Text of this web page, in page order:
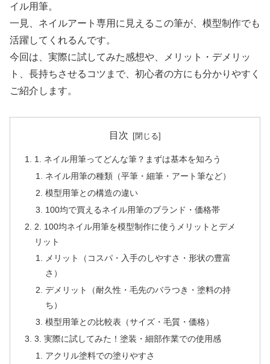
イル用筆。
一見、ネイルアート専用に見えるこの筆が、模型制作でも
活躍してくれるんです。
今回は、実際に試してみた感想や、メリット・デメリッ
ト、長持ちさせるコツまで、初心者の方にも分かりやすく
ご紹介します。
目次
1. ネイル用筆ってどんな筆？まずは基本を知ろう
ネイル用筆の種類（平筆・細筆・アート筆など）
模型用筆との構造の違い
100均で買えるネイル用筆のブランド・価格帯
2. 100均ネイル用筆を模型制作に使うメリットとデメ
リット
メリット（コスパ・入手のしやすさ・形状の豊富
さ）
デメリット（耐久性・毛先のバラつき・塗料の持
ち）
模型用筆との比較表（サイズ・毛質・価格）
3. 実際に試してみた！塗装・細部作業での使用感
アクリル塗料での塗りやすさ